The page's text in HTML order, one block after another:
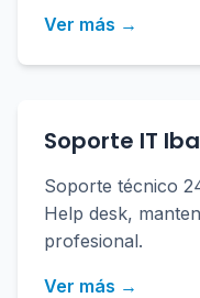
Ver más →
Soporte IT
Soporte técnico
Help desk,
profesional.
Ver más →